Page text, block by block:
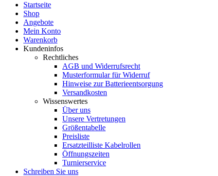
Startseite
Shop
Angebote
Mein Konto
Warenkorb
Kundeninfos
Rechtliches
AGB und Widerrufsrecht
Musterformular für Widerruf
Hinweise zur Batterieentsorgung
Versandkosten
Wissenswertes
Über uns
Unsere Vertretungen
Größentabelle
Preisliste
Ersatzteilliste Kabelrollen
Öffnungszeiten
Turnierservice
Schreiben Sie uns